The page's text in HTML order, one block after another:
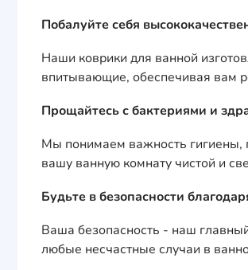
Побалуйте себя
Наши коврики для ванной
впитывающие, обеспечивая вам
Прощайтесь с бактериями и
Мы понимаем важность гигиены,
вашу ванную комнату чистой и
Будьте в безопасности
Ваша безопасность - наш
любые несчастные случаи в